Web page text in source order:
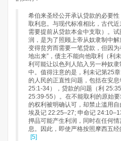
希伯来圣经公开承认贷款的必要
取利息。与现代标准相比，古代
需要提前从贷款本金中支取）。
润，是为了照顾上帝从奴隶制中
变得贫穷而需要一笔贷款，但因为
地出来”，债主不能向他取利（利
利可能让以色列人陷入另一种
中。值得注意的是，利未记第25
的人民的正直性问题，包括在安
25:1-34），贷款的问题（利
25:39-55）。在不能取利的原始
的权利被明确认可，却禁止滥用
埃及记 22:25–27; 申命记
押品可能产生利润，同时在任何
息。因此，即使严格按照摩西五经
[5]